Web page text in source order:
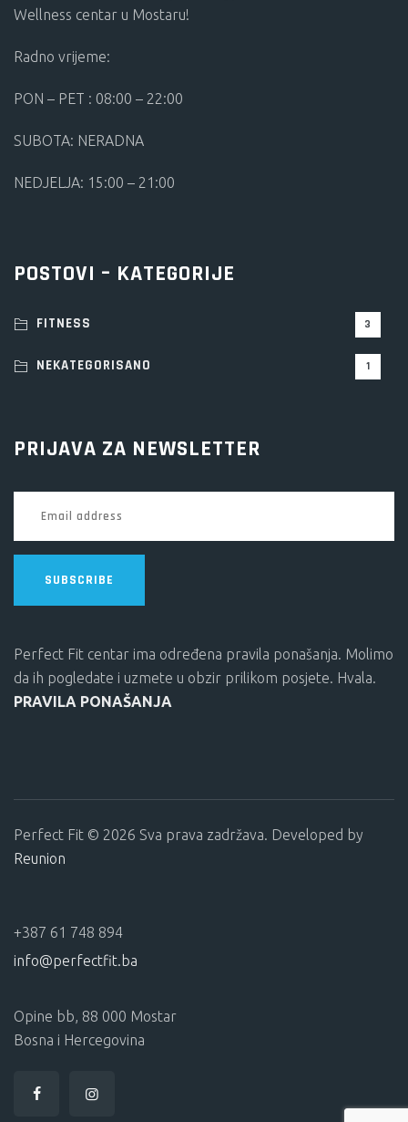
Wellness centar u Mostaru!
Radno vrijeme:
PON – PET : 08:00 – 22:00
SUBOTA: NERADNA
NEDJELJA: 15:00 – 21:00
POSTOVI – KATEGORIJE
FITNESS 3
NEKATEGORISANO 1
PRIJAVA ZA NEWSLETTER
SUBSCRIBE
Perfect Fit centar ima određena pravila ponašanja. Molimo
da ih pogledate i uzmete u obzir prilikom posjete. Hvala.
PRAVILA PONAŠANJA
Perfect Fit © 2026 Sva prava zadržava. Developed by
Reunion
+387 61 748 894
info@perfectfit.ba
Opine bb, 88 000 Mostar
Bosna i Hercegovina